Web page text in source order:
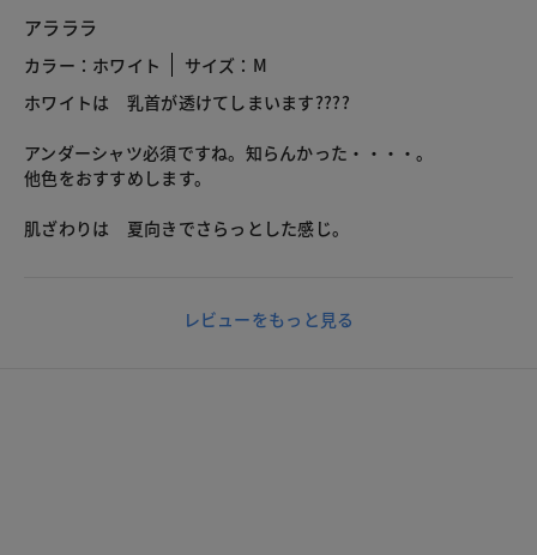
アラララ
カラー：ホワイト
サイズ：M
ホワイトは 乳首が透けてしまいます????
アンダーシャツ必須ですね。知らんかった・・・・。
他色をおすすめします。
肌ざわりは 夏向きでさらっとした感じ。
レビューをもっと見る